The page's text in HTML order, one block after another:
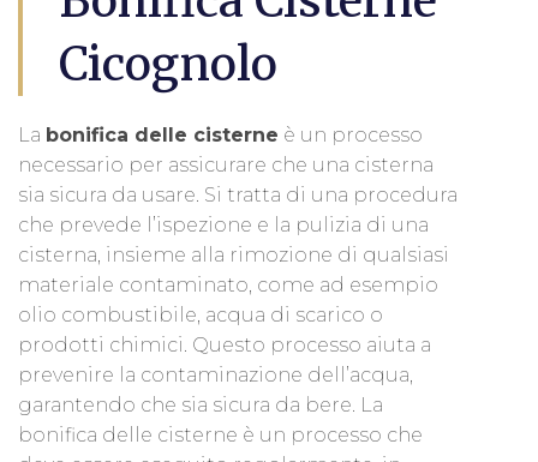
Cicognolo
La bonifica delle cisterne è un processo
necessario per assicurare che una cisterna
sia sicura da usare. Si tratta di una procedura
che prevede l’ispezione e la pulizia di una
cisterna, insieme alla rimozione di qualsiasi
materiale contaminato, come ad esempio
olio combustibile, acqua di scarico o
prodotti chimici. Questo processo aiuta a
prevenire la contaminazione dell’acqua,
garantendo che sia sicura da bere. La
bonifica delle cisterne è un processo che